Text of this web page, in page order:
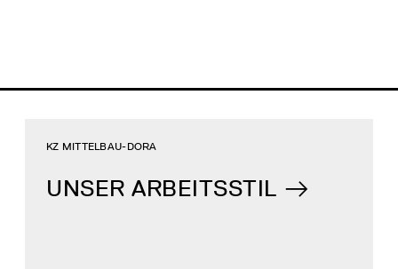
UNSER ARBEITSSTIL
KZ MITTELBAU-DORA